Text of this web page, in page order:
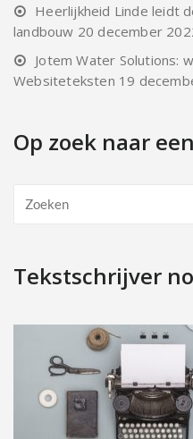
Heerlijkheid Linde leidt
landbouw 20 december
Jotem Water Solutions:
Websiteteksten 19
Op zoek naar
Tekstschrijver